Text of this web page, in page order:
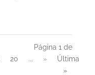
Página 1 de
20 ... »
Última
»